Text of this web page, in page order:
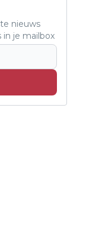
nieuws
je mailbox